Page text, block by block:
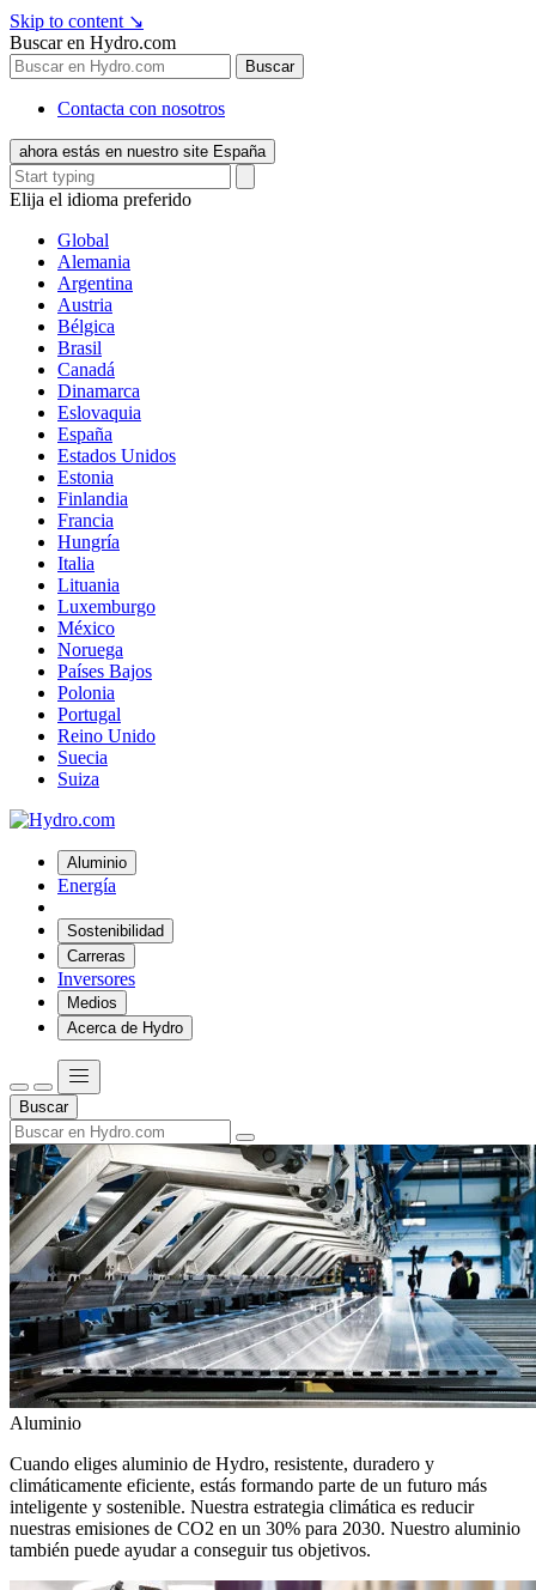
Skip to content ↘
Buscar en Hydro.com
Buscar
Contacta con nosotros
ahora estás en nuestro site España
Elija el idioma preferido
Global
Alemania
Argentina
Austria
Bélgica
Brasil
Canadá
Dinamarca
Eslovaquia
España
Estados Unidos
Estonia
Finlandia
Francia
Hungría
Italia
Lituania
Luxemburgo
México
Noruega
Países Bajos
Polonia
Portugal
Reino Unido
Suecia
Suiza
Aluminio
Energía
Sostenibilidad
Carreras
Inversores
Medios
Acerca de Hydro
Buscar
Aluminio
Cuando eliges aluminio de Hydro, resistente, duradero y
climáticamente eficiente, estás formando parte de un futuro más
inteligente y sostenible. Nuestra estrategia climática es reducir
nuestras emisiones de CO2 en un 30% para 2030. Nuestro aluminio
también puede ayudar a conseguir tus objetivos.